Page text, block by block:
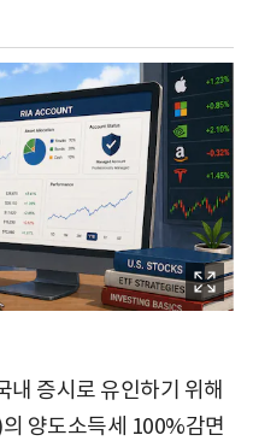
내 증시로 유인하기 위해
양도소득세 100%감면